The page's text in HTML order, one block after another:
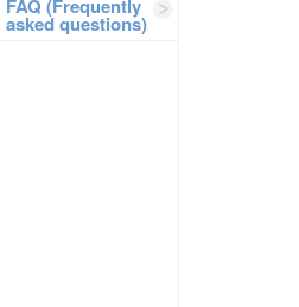
FAQ (Frequently
asked questions)